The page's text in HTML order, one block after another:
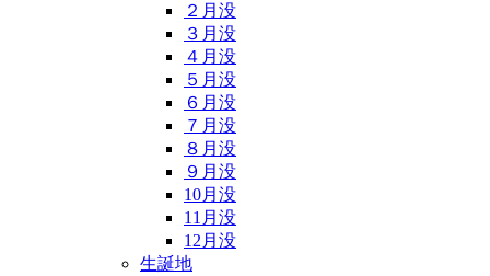
２月没
３月没
４月没
５月没
６月没
７月没
８月没
９月没
10月没
11月没
12月没
生誕地